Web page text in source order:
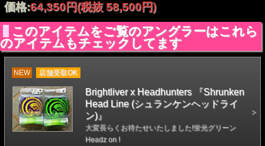
価格:64,350円(税抜 58,500円)
このアイテムをご覧のアングラーはこれら
のアイテムもチェックしてます
NEW 店舗受取OK
Brightliver x Headhunters 『Shrunken
Head Line (シュランケンヘッドライ
ン)』
大変長らくお待たせいたしました!蛍光グリーン
Headz on !